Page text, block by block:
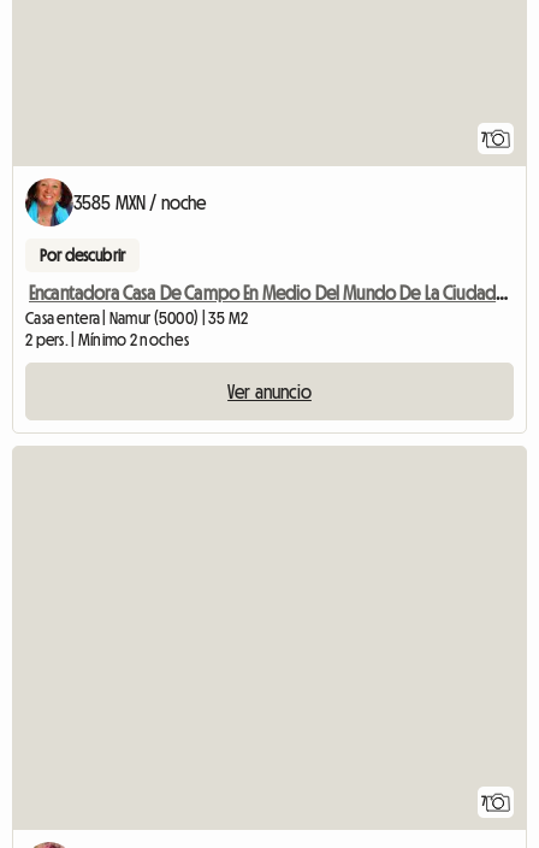
7
3585 MXN / noche
Por descubrir
Encantadora Casa De Campo En Medio Del Mundo De La Ciudadela
Casa entera | Namur (5000) | 35 M2
2 pers. | Mínimo 2 noches
Ver anuncio
7